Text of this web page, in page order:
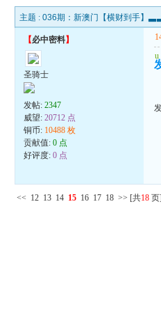
主题 :036期：新澳门【横财到手
【必中密料】
圣骑士
发帖:2347
威望:20712 点
铜币: 10488 枚
贡献值:0 点
好评度:0 点
u
<< 12 13 14 15 16 17 18 >> [共18